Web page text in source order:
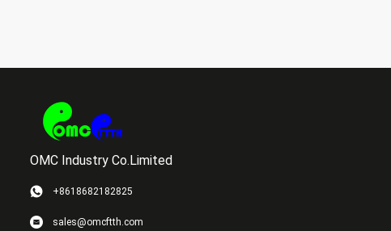
OMC Industry Co.Limited
+8618682182825
sales@omcftth.com